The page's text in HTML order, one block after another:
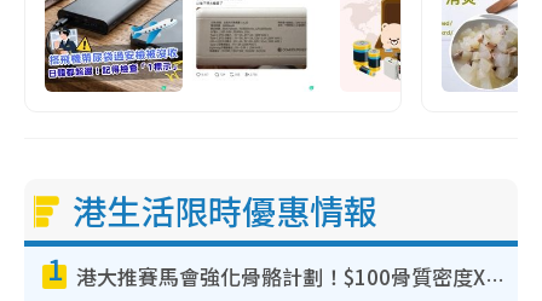
港生活限時優惠情報
1 港大推賽馬會強化骨骼計劃！$100骨質密度X光檢查 完成免費運動訓練送超市禮券！附參加資格